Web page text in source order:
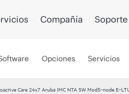
Compañía Soporte
Opciones Servicios
Care 24x7 Aruba IMC NTA SW Mod5‑node